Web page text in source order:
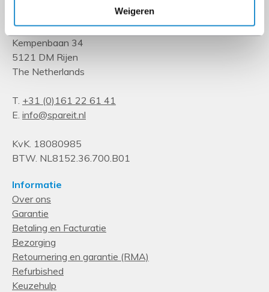
Weigeren
Kempenbaan 34
5121 DM Rijen
The Netherlands
T. +31 (0)161 22 61 41
E. info@spareit.nl
KvK. 18080985
BTW. NL8152.36.700.B01
Informatie
Over ons
Garantie
Betaling en Facturatie
Bezorging
Retournering en garantie (RMA)
Refurbished
Keuzehulp